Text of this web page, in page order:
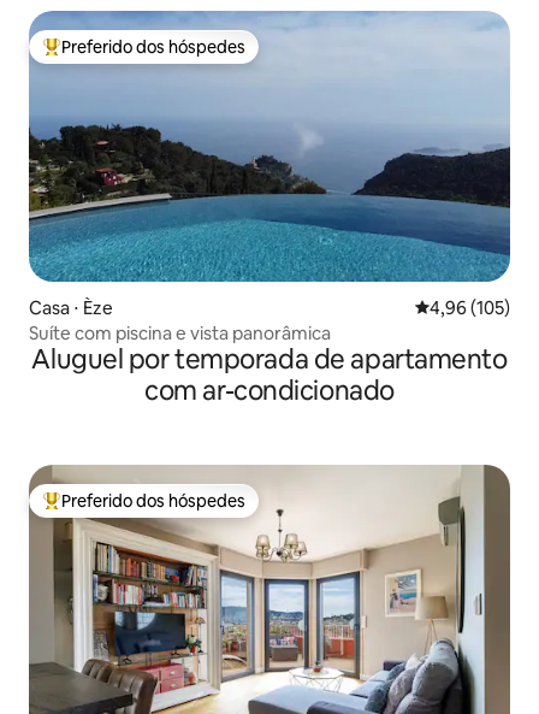
Entre os melhores preferidos dos hóspedes
Preferido dos hóspedes
Casa ⋅ Èze 4,96 de uma
4,96 (105)
Suíte com piscina e vista panorâmica
Aluguel por temporada de apartamento
com ar-condicionado
Entre os melhores preferidos dos hóspedes
Preferido dos hóspedes